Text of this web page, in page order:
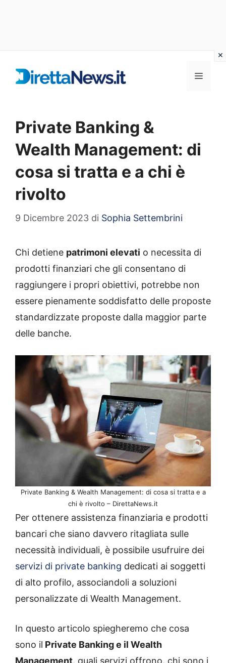
Menu
Private Banking &
Wealth Management: di
cosa si tratta e a chi è
rivolto
9 Dicembre 2023 di Sophia Settembrini
Chi detiene patrimoni elevati o necessita di
prodotti finanziari che gli consentano di
raggiungere i propri obiettivi, potrebbe non
essere pienamente soddisfatto delle proposte
standardizzate proposte dalla maggior parte
delle banche.
Private Banking & Wealth Management: di cosa si tratta e a
chi è rivolto – DirettaNews.it
Per ottenere assistenza finanziaria e prodotti
bancari che siano davvero ritagliata sulle
necessità individuali, è possibile usufruire dei
servizi di private banking dedicati ai soggetti
di alto profilo, associandoli a soluzioni
personalizzate di Wealth Management.
In questo articolo spiegheremo che cosa
sono il Private Banking e il Wealth
Management, quali servizi offrono, chi sono i